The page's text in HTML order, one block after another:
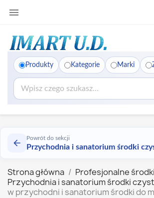

Produkty Kategorie Marki
Powrót do sekcji
Przychodnia i sanatorium środki
Strona główna
Profesjonalne
Przychodnia i sanatorium środki
w przychodni i sanatorium środki do